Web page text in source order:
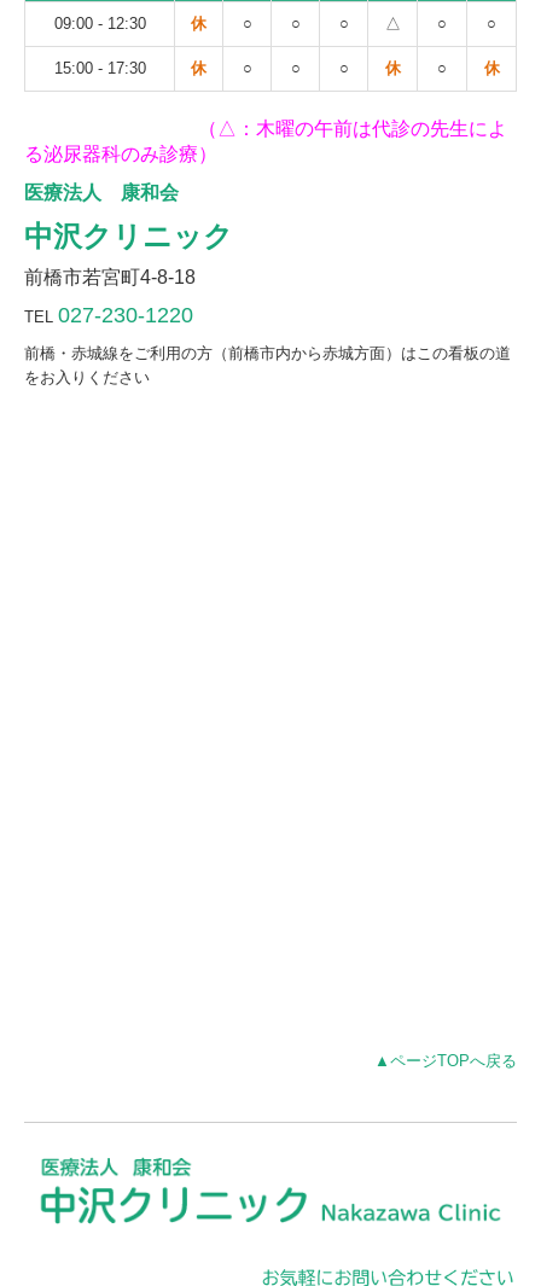
09:00 - 12:30 休 ○ ○ ○ △ ○ ○
15:00 - 17:30 休 ○ ○ ○ 休 ○ 休
（△：木曜の午前は代診の先生によ
る泌尿器科のみ診療）
医療法人 康和会
中沢クリニック
前橋市若宮町4-8-18
TEL 027-230-1220
前橋・赤城線をご利用の方（前橋市内から赤城方面）はこの看板の道
をお入りください
▲ページTOPへ戻る